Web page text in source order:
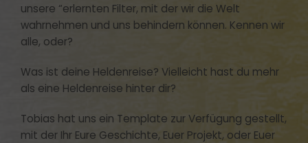
unsere “erlernten Filter, mit der wir die Welt
wahrnehmen und uns behindern können. Kennen wir
alle, oder?
Was ist deine Heldenreise? Vielleicht hast du mehr
als eine Heldenreise hinter dir?
Tobias hat uns ein Template zur Verfügung gestellt,
mit der Ihr Eure Geschichte, Euer Projekt, oder Euer